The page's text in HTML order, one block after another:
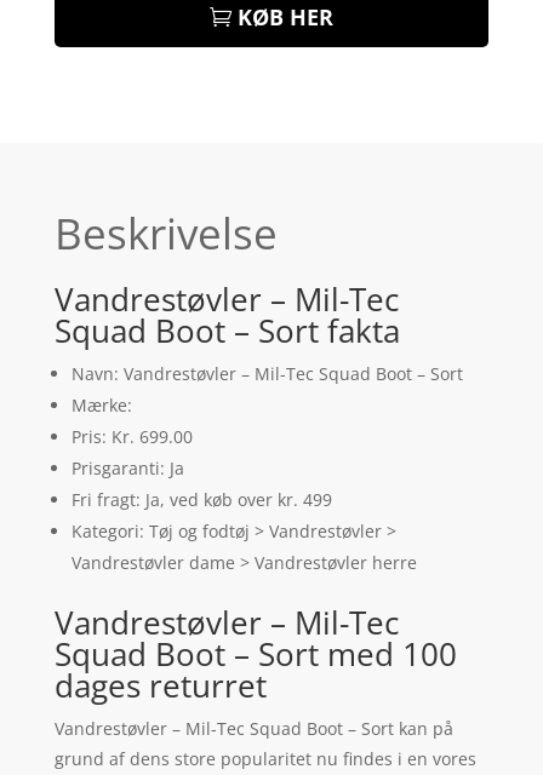
KØB HER
Beskrivelse
Vandrestøvler – Mil-Tec
Squad Boot – Sort fakta
Navn: Vandrestøvler – Mil-Tec Squad Boot – Sort
Mærke:
Pris: Kr. 699.00
Prisgaranti: Ja
Fri fragt: Ja, ved køb over kr. 499
Kategori: Tøj og fodtøj > Vandrestøvler >
Vandrestøvler dame > Vandrestøvler herre
Vandrestøvler – Mil-Tec
Squad Boot – Sort med 100
dages returret
Vandrestøvler – Mil-Tec Squad Boot – Sort kan på
grund af dens store popularitet nu findes i en vores